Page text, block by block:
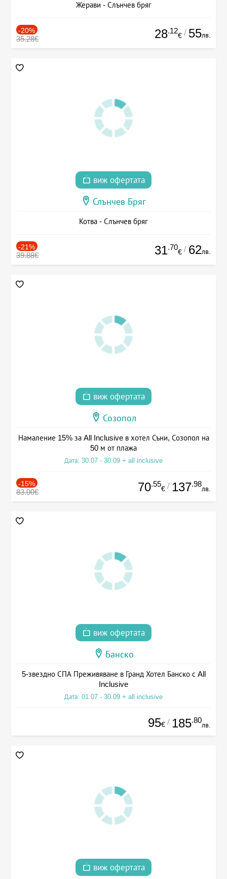
Жерави - Слънчев бряг
-20%
35.28€ 28.12
€ / 55лв.
виж офертата
Слънчев Бряг
Котва - Слънчев бряг
-21%
39.88€ 31.70
€ / 62лв.
виж офертата
Созопол
Намаление 15% за All Inclusive в хотел Съни, Созопол на
50 м от плажа
Дата: 30.07 - 30.09 + all inclusive
-15%
83.00€ 70.55
€ / 137.98
лв.
виж офертата
Банско
5-звездно СПА Преживяване в Гранд Хотел Банско с All
Inclusive
Дата: 01.07 - 30.09 + all inclusive
95€ / 185.80
лв.
виж офертата